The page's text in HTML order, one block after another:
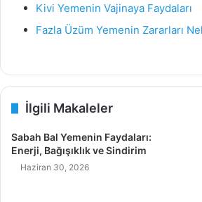
Kivi Yemenin Vajinaya Faydaları
Fazla Üzüm Yemenin Zararları
İlgili Makaleler
Sabah Bal Yemenin Faydaları:
Enerji, Bağışıklık ve Sindirim
Haziran 30, 2026